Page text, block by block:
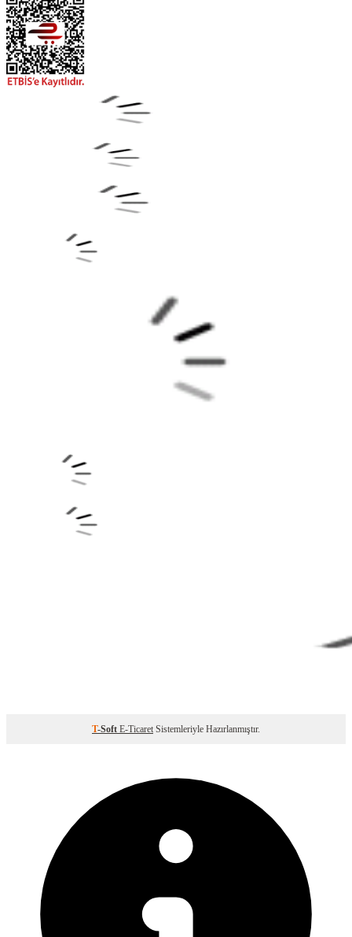
T-Soft E-Ticaret Sistemleriyle Hazırlanmıştır.